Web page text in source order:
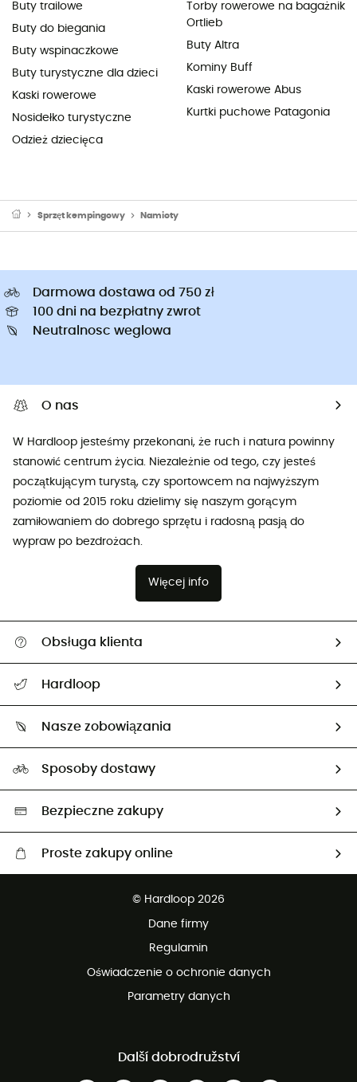
Buty trailowe
Buty do biegania
Buty wspinaczkowe
Buty turystyczne dla dzieci
Kaski rowerowe
Nosidełko turystyczne
Odzież dziecięca
Torby rowerowe na bagażnik
Ortlieb
Buty Altra
Kominy Buff
Kaski rowerowe Abus
Kurtki puchowe Patagonia
Sprzęt kempingowy Namioty
Darmowa dostawa od 750 zł
100 dni na bezpłatny zwrot
Neutralnosc weglowa
O nas
W Hardloop jesteśmy przekonani, że ruch i natura powinny
stanowić centrum życia. Niezależnie od tego, czy jesteś
początkującym turystą, czy sportowcem na najwyższym
poziomie od 2015 roku dzielimy się naszym gorącym
zamiłowaniem do dobrego sprzętu i radosną pasją do
wypraw po bezdrożach.
Więcej info
Obsługa klienta
Śledzenie przesyłki
Zwrot artykułów i zwrot środków
Hardloop
Ambasadorzy
Nasze zobowiązania
Neutralność węglowa
Wybrane produkty eko
Sposoby dostawy
Bezpieczne zakupy
Proste zakupy online
100 dni na bezpłatny zwrot
© Hardloop 2026
Dane firmy
Regulamin
Oświadczenie o ochronie danych
Parametry danych
Další dobrodružství